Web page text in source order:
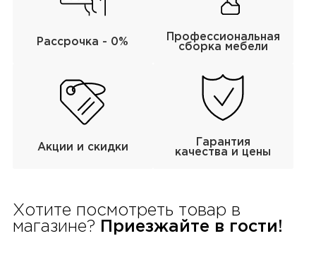
Рассрочка - 0%
Профессиональная
сборка мебели
Акции и скидки
Гарантия
качества и цены
Хотите посмотреть товар в
магазине? Приезжайте в гости!